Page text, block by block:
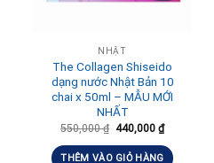
NHẬT
The Collagen Shiseido
dạng nước Nhật Bản 10
chai x 50ml – MẪU MỚI
NHẤT
550,000₫ 440,000 ₫
THÊM VÀO GIỎ HÀNG